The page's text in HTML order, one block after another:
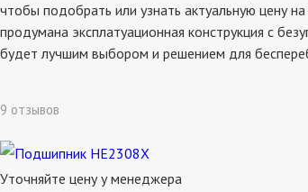
чтобы подобрать или узнать актуальную цену
продумана эксплатуационная конструкция с
будет лучшим выбором и решением для
9 отзывов
Уточняйте цену у менеджера